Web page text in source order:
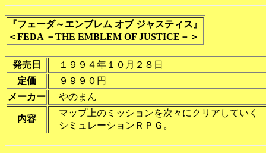
『フェーダ～エンブレム オブ ジャスティス』
＜FEDA －THE EMBLEM OF JUSTICE－＞
発売日
１９９４年１０月２８日
定価
９９９０円
メーカー
やのまん
内容
マップ上のミッションを次々にクリアしてい
シミュレーションＲＰＧ。